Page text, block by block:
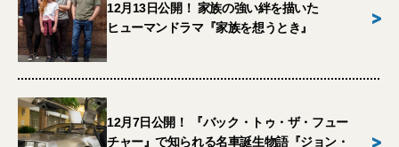
12月13日公開！ 家族の強い絆を描いた
ヒューマンドラマ『家族を想うとき』
>
12月7日公開！ 『バック・トゥ・ザ・フュー
チャー』で知られる名車誕生物語『ジョン・